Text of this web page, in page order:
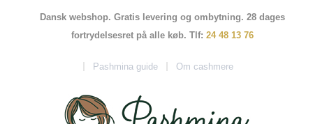
Dansk webshop. Gratis levering og ombytning. 28 dages
fortrydelsesret på alle køb. Tlf: 24 48 13 76
Pashmina guide Om cashmere